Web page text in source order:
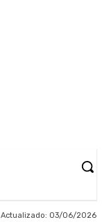
Actualizado: 03/06/2026